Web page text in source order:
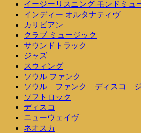
イージーリスニング モンドミュ
インディー オルタナティヴ
カリビアン
クラブ ミュージック
サウンドトラック
ジャズ
スウィング
ソウル ファンク
ソウル ファンク ディスコ
ソフトロック
ディスコ
ニューウェイヴ
ネオスカ